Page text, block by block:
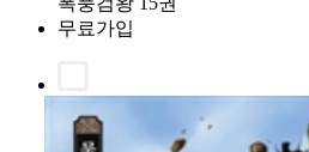
무료가입